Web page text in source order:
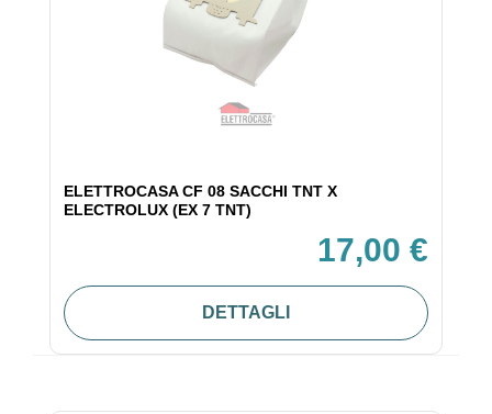
ELETTROCASA CF 08 SACCHI TNT X
ELECTROLUX (EX 7 TNT)
17,00 €
DETTAGLI